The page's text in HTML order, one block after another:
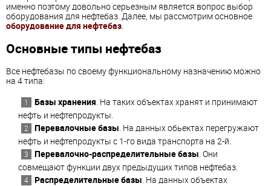
именно поэтому довольно серьезным является вопрос выбор
оборудования для нефтебаз. Далее, мы рассмотрим основное
оборудование для нефтебаз.
Основные типы нефтебаз
Все нефтебазы по своему функциональному назначению можно
на 4 типа:
Базы хранения . На таких объектах хранят и принимают
нефть и нефтепродукты.
Перевалочные базы . На данных обьектах перегружают
нефть и нефтепродукты с 1-го вида транспорта на 2-й.
Перевалочно-распределительные базы . Они
совмещают функции двух предыдущих типов нефтебаз.
Распределительные базы . На данных объектах